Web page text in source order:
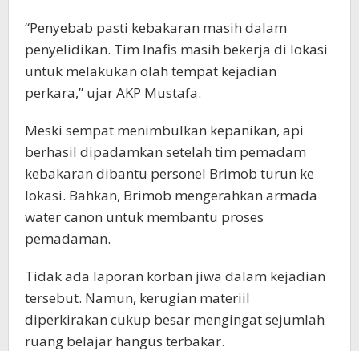
“Penyebab pasti kebakaran masih dalam
penyelidikan. Tim Inafis masih bekerja di lokasi
untuk melakukan olah tempat kejadian
perkara,” ujar AKP Mustafa.
Meski sempat menimbulkan kepanikan, api
berhasil dipadamkan setelah tim pemadam
kebakaran dibantu personel Brimob turun ke
lokasi. Bahkan, Brimob mengerahkan armada
water canon untuk membantu proses
pemadaman.
Tidak ada laporan korban jiwa dalam kejadian
tersebut. Namun, kerugian materiil
diperkirakan cukup besar mengingat sejumlah
ruang belajar hangus terbakar.